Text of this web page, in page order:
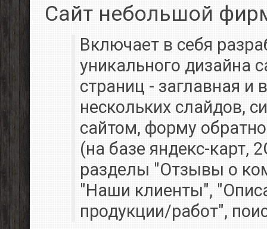
Сайт небольшой
Включает в себя
уникального дизайна
страниц - заглавная и
нескольких слайдов,
сайтом, форму
(на базе яндекс-карт,
разделы "Отзывы о
"Наши клиенты",
продукции/работ",